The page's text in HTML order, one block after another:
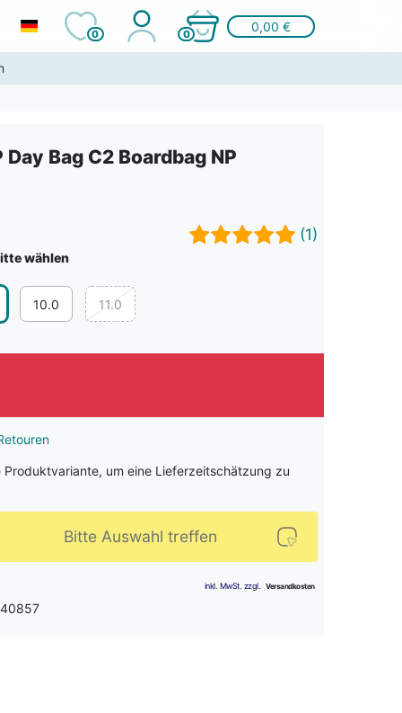
0 0
0,00 €
Day Bag C2 Boardbag NP
(1)
wählen
10.0 11.0
Produktvariante, um eine Lieferzeitschätzung zu
Bitte Auswahl treffen